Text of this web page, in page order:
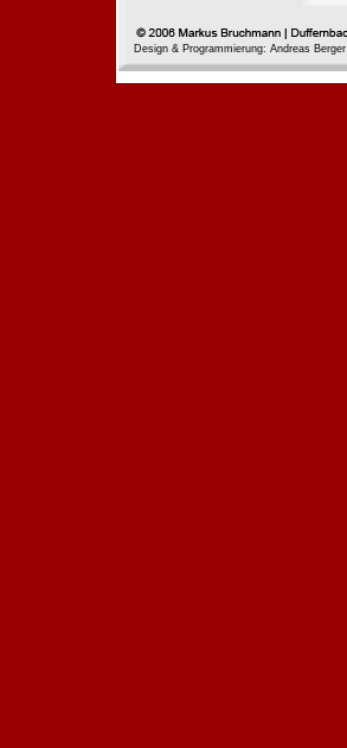
Design & Programmierung: Andreas Berger